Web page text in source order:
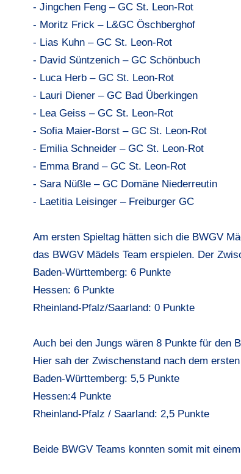
- Jingchen Feng – GC St. Leon-Rot
- Moritz Frick – L&GC Öschberghof
- Lias Kuhn – GC St. Leon-Rot
- David Süntzenich – GC Schönbuch
- Luca Herb – GC St. Leon-Rot
- Lauri Diener – GC Bad Überkingen
- Lea Geiss – GC St. Leon-Rot
- Sofia Maier-Borst – GC St. Leon-Rot
- Emilia Schneider – GC St. Leon-Rot
- Emma Brand – GC St. Leon-Rot
- Sara Nüßle – GC Domäne Niederreutin
- Laetitia Leisinger – Freiburger GC
Am ersten Spieltag hätten sich die BWGV
das BWGV Mädels Team erspielen. Der
Baden-Württemberg: 6 Punkte
Hessen: 6 Punkte
Rheinland-Pfalz/Saarland: 0 Punkte
Auch bei den Jungs wären 8 Punkte für den
Hier sah der Zwischenstand nach dem
Baden-Württemberg: 5,5 Punkte
Hessen:4 Punkte
Rheinland-Pfalz / Saarland: 2,5 Punkte
Beide BWGV Teams konnten somit mit